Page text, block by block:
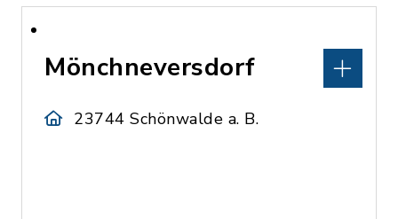
Mönchneversdorf
23744 Schönwalde a. B.